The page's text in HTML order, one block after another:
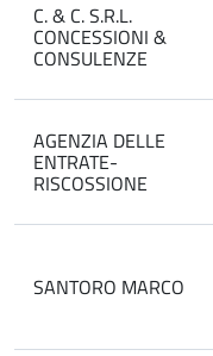
C. & C. S.R.L.
CONCESSIONI &
CONSULENZE
AGENZIA DELLE
ENTRATE-
RISCOSSIONE
SANTORO MARCO